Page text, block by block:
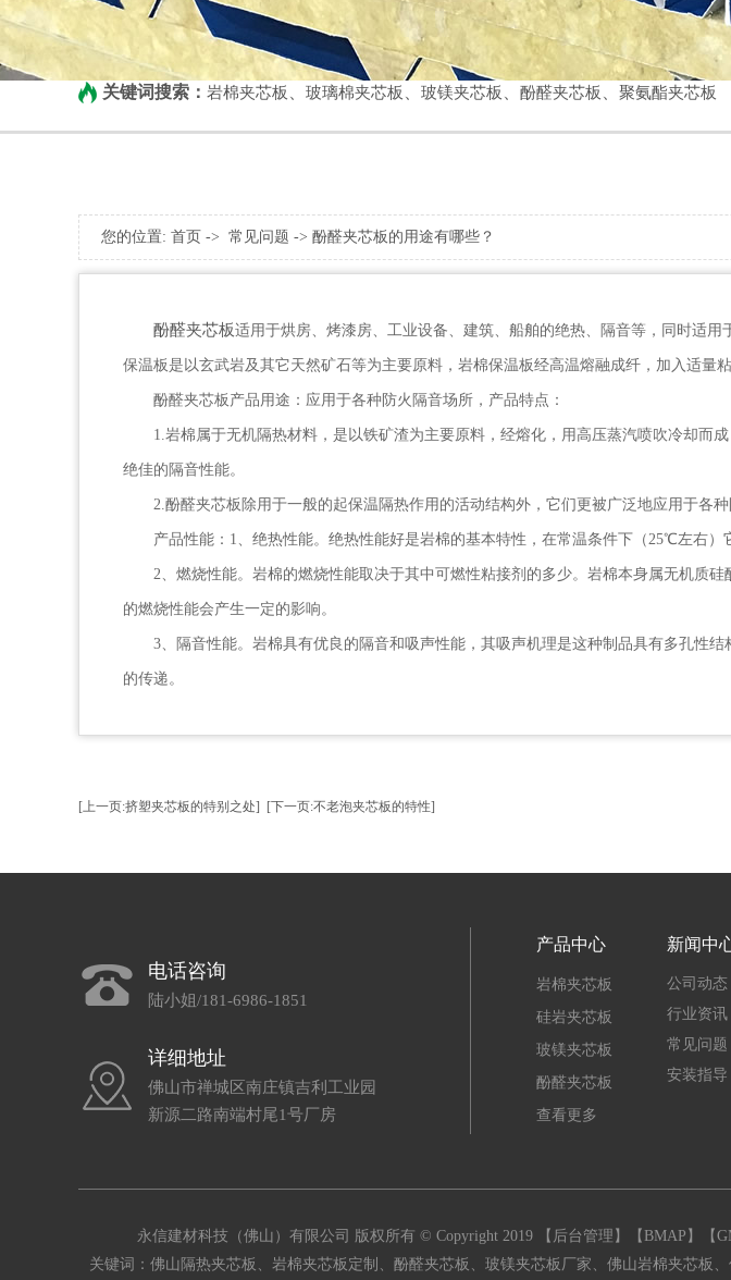
关键词搜索： 岩棉夹芯板 玻璃棉夹芯板 玻镁夹芯板 酚醛夹芯板 聚氨酯夹芯板
您的位置: 首页 -> 常见问题 -> 酚醛夹芯板的用途有哪些？
酚醛夹芯板适用于烘房、烤漆房、工业设备、建筑、船舶的绝热、隔音等，同时适
保温板是以玄武岩及其它天然矿石等为主要原料，岩棉保温板经高温熔融成纤，加入适量
酚醛夹芯板产品用途：应用于各种防火隔音场所，产品特点：
1.岩棉属于无机隔热材料，是以铁矿渣为主要原料，经熔化，用高压蒸汽喷吹冷却而
绝佳的隔音性能。
2.酚醛夹芯板除用于一般的起保温隔热作用的活动结构外，它们更被广泛地应用于各种
产品性能：1、绝热性能。绝热性能好是岩棉的基本特性，在常温条件下（25℃左右）
2、燃烧性能。岩棉的燃烧性能取决于其中可燃性粘接剂的多少。岩棉本身属无机质
的燃烧性能会产生一定的影响。
3、隔音性能。岩棉具有优良的隔音和吸声性能，其吸声机理是这种制品具有多孔性
的传递。
[上一页:挤塑夹芯板的特别之处]
[下一页:不老泡夹芯板的特性]
电话咨询
陆小姐/181-6986-1851
详细地址
佛山市禅城区南庄镇吉利工业园
新源二路南端村尾1号厂房
产品中心
岩棉夹芯板
硅岩夹芯板
玻镁夹芯板
酚醛夹芯板
查看更多
新闻中
公司动态
行业资讯
常见问题
安装指导
永信建材科技（佛山）有限公司 版权所有 © Copyright 2019 【 后台管理 】【 BMAP 】【
关键词：佛山隔热夹芯板、岩棉夹芯板定制、酚醛夹芯板、玻镁夹芯板厂家、佛山岩棉夹芯板